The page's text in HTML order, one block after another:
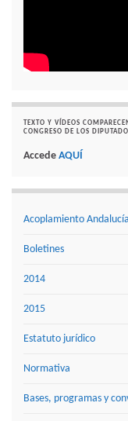
TEXTO Y VÍDEOS
CONGRESO DE LOS
Accede AQUÍ
Acoplamiento Andalucía
Boletines
2014
2015
Estatuto jurídico
Normativa
Bases, programas y